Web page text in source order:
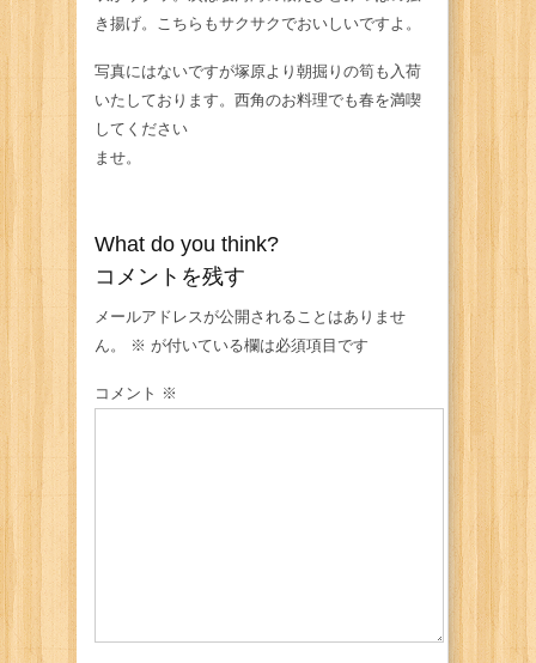
き揚げ。こちらもサクサクでおいしいですよ。
写真にはないですが塚原より朝掘りの筍も入荷
いたしております。西角のお料理でも春を満喫
してください
ませ。
What do you think?
コメントを残す
メールアドレスが公開されることはありませ
ん。
※ が付いている欄は必須項目です
コメント ※